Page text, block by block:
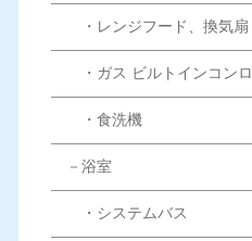
・レンジフード、換気扇
・ガス ビルトインコンロ
・食洗機
－浴室
・システムバス